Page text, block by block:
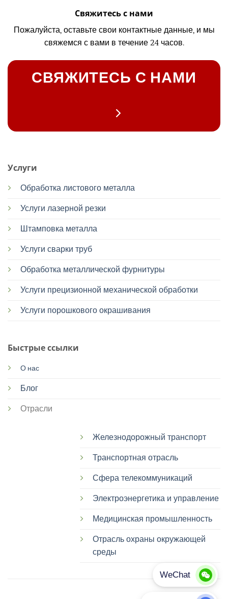
Услуги
Обработка листового металла
Услуги лазерной резки
Штамповка металла
Услуги сварки труб
Обработка металлической фурнитуры
Услуги прецизионной механической обработки
Услуги порошкового окрашивания
Быстрые ссылки
О нас
Блог
Отрасли
Железнодорожный транспорт
Транспортная отрасль
Сфера телекоммуникаций
Электроэнергетика и управление
Медицинская промышленность
Отрасль охраны окружающей
среды
Свяжитесь с нами
Пожалуйста, оставьте свои контактные данные, и мы
свяжемся с вами в течение 24 часов.
СВЯЖИТЕСЬ С НАМИ